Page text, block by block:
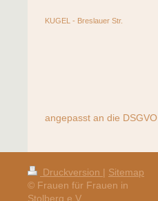
KUGEL - Breslauer Str.
angepasst an die DSGVO
Druckversion | Sitemap
© Frauen für Frauen in
Stolberg e.V.